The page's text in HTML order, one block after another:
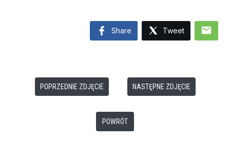
Share Tweet mail
POPRZEDNIE ZDJĘCIE NASTĘPNE ZDJĘCIE
POWRÓT